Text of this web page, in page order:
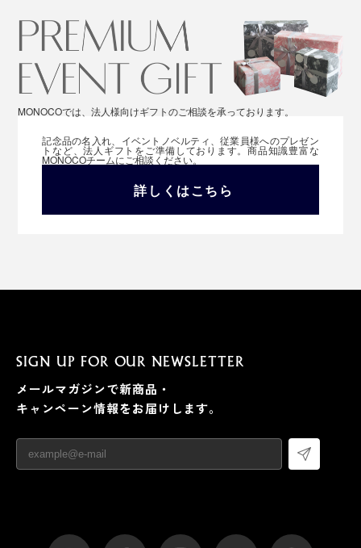
MONOCOでは、法人様向けギフトのご相談を承っております。
記念品の名入れ、イベントノベルティ、従業員様へのプレゼン
トなど、法人ギフトをご準備しております。商品知識豊富な
MONOCOチームにご相談ください。
詳しくはこちら
SIGN UP FOR OUR NEWSLETTER
メールマガジンで新商品・
キャンペーン情報をお届けします。